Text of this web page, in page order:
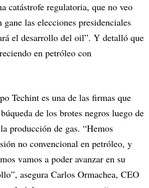
catástrofe regulatoria, que no veo
las elecciones presidenciales
el desarrollo del oil”. Y detalló que
en petróleo con
Techint es una de las firmas que
de los brotes negros luego de
producción de gas. “Hemos
no convencional en petróleo, y
vamos a poder avanzar en su
asegura Carlos Ormachea, CEO